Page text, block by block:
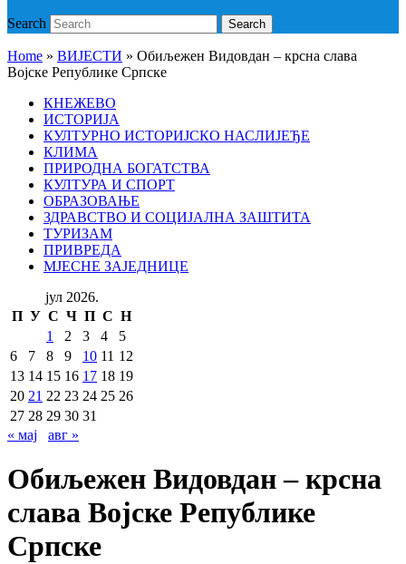
Search Search
Home » ВИЈЕСТИ » Обиљежен Видовдан – крсна слава
Војске Републике Српске
КНЕЖЕВО
ИСТОРИЈА
КУЛТУРНО ИСТОРИЈСКО НАСЛИЈЕЂЕ
КЛИМА
ПРИРОДНА БОГАТСТВА
КУЛТУРА И СПОРТ
ОБРАЗОВАЊЕ
ЗДРАВСТВО И СОЦИЈАЛНА ЗАШТИТА
ТУРИЗАМ
ПРИВРЕДА
МЈЕСНЕ ЗАЈЕДНИЦЕ
јул 2026.
П У С Ч П С Н
1
2 3 4
5
6
7 8 9 10 11 12
13 14 15 16 17 18 19
20 21 22 23 24 25 26
27 28 29 30 31
« мај
авг »
Обиљежен Видовдан – крсна
слава Војске Републике
Српске